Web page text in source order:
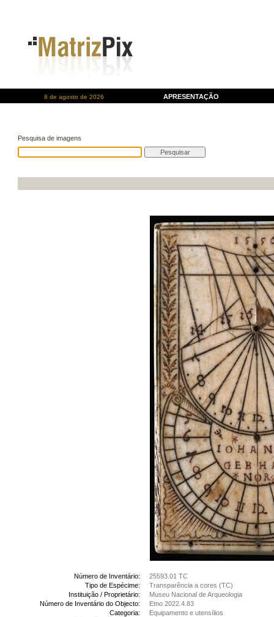
8 de agosto de 2026 APRESENTAÇÃO
Pesquisa de imagens
Número de Inventário:
25593.01 TC
Tipo de Espécime:
Transparência a cores (TC)
Instituição / Proprietário:
Museu Nacional de Arqueologia
Número de Inventário do Objecto:
Etno 2022.4.83
Categoria:
Equipamento e utensílios